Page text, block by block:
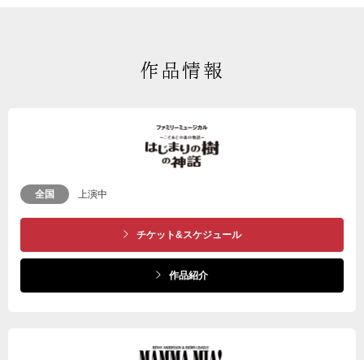
作品情報
全国 上演中
チケット&スケジュール
作品紹介